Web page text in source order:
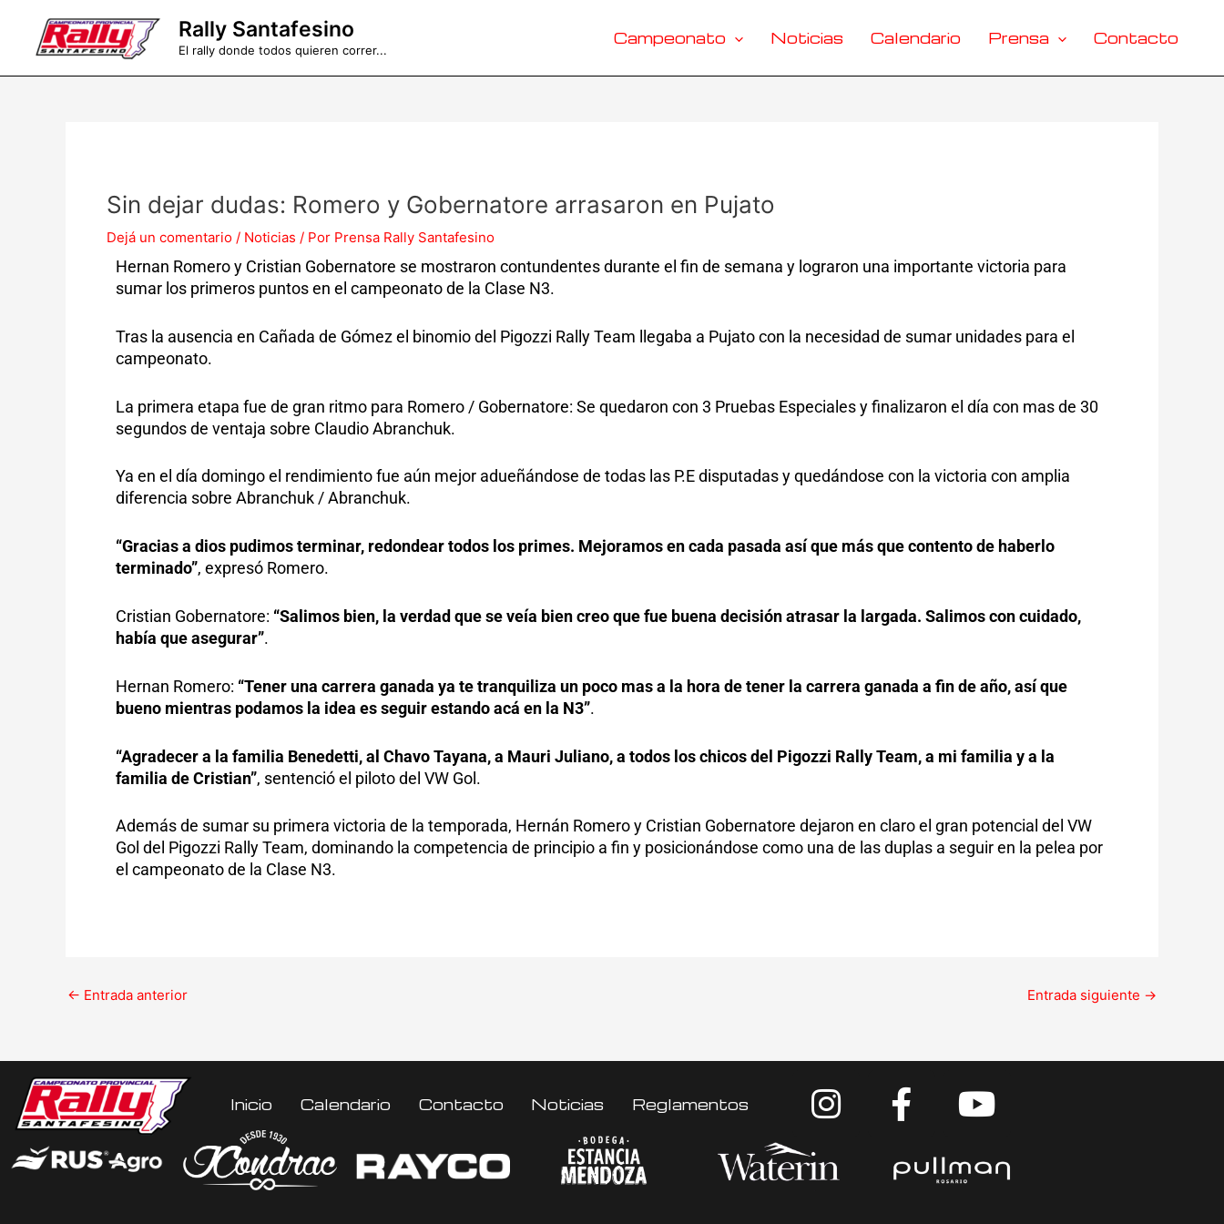
contenido
Rally Santafesino
El rally donde todos quieren correr...
Campeonato Noticias Calendario Prensa Contacto
Sin dejar dudas: Romero y Gobernatore arrasaron en Pujato
Dejá un comentario / Noticias / Por Prensa Rally Santafesino
Hernan Romero y Cristian Gobernatore se mostraron contundentes durante el fin de semana y lograron una importante victoria para
sumar los primeros puntos en el campeonato de la Clase N3.
Tras la ausencia en Cañada de Gómez el binomio del Pigozzi Rally Team llegaba a Pujato con la necesidad de sumar unidades para el
campeonato.
La primera etapa fue de gran ritmo para Romero / Gobernatore: Se quedaron con 3 Pruebas Especiales y finalizaron el día con mas de 30
segundos de ventaja sobre Claudio Abranchuk.
Ya en el día domingo el rendimiento fue aún mejor adueñándose de todas las P.E disputadas y quedándose con la victoria con amplia
diferencia sobre Abranchuk / Abranchuk.
“Gracias a dios pudimos terminar, redondear todos los primes. Mejoramos en cada pasada así que más que contento de haberlo
terminado”, expresó Romero.
Cristian Gobernatore: “Salimos bien, la verdad que se veía bien creo que fue buena decisión atrasar la largada. Salimos con cuidado,
había que asegurar”.
Hernan Romero: “Tener una carrera ganada ya te tranquiliza un poco mas a la hora de tener la carrera ganada a fin de año, así que
bueno mientras podamos la idea es seguir estando acá en la N3”.
“Agradecer a la familia Benedetti, al Chavo Tayana, a Mauri Juliano, a todos los chicos del Pigozzi Rally Team, a mi familia y a la
familia de Cristian”, sentenció el piloto del VW Gol.
Además de sumar su primera victoria de la temporada, Hernán Romero y Cristian Gobernatore dejaron en claro el gran potencial del VW
Gol del Pigozzi Rally Team, dominando la competencia de principio a fin y posicionándose como una de las duplas a seguir en la pelea por
el campeonato de la Clase N3.
← Entrada anterior Entrada siguiente →
Inicio Calendario Contacto Noticias Reglamentos
I
n
s
t
F
a
c
e
Y
o
u
t